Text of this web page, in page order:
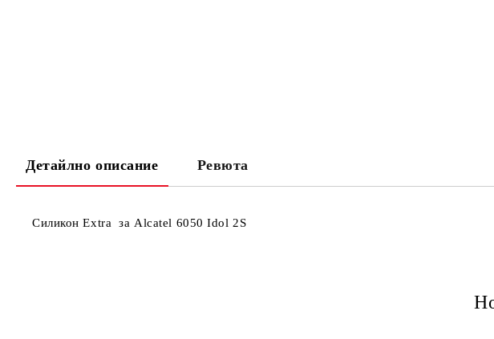
Детайлно описание Ревюта
Силикон Extra за Alcatel 6050 Idol 2S